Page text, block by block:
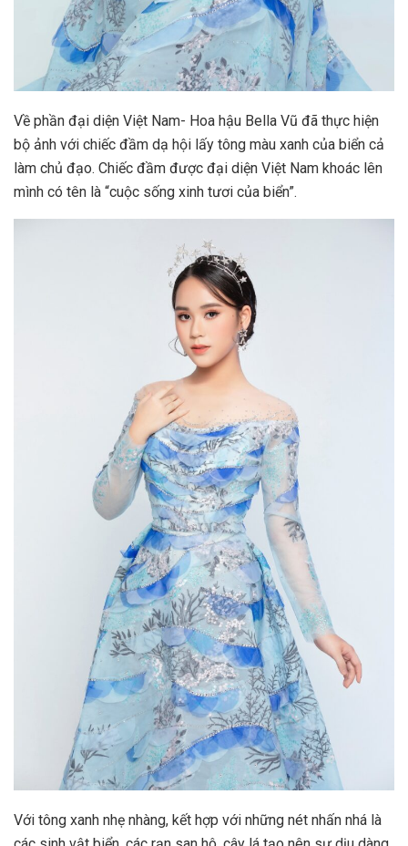
Về phần đại diện Việt Nam- Hoa hậu Bella Vũ đã thực hiện
bộ ảnh với chiếc đầm dạ hội lấy tông màu xanh của biển cả
làm chủ đạo. Chiếc đầm được đại diện Việt Nam khoác lên
mình có tên là “cuộc sống xinh tươi của biển”.
Với tông xanh nhẹ nhàng, kết hợp với những nét nhấn nhá là